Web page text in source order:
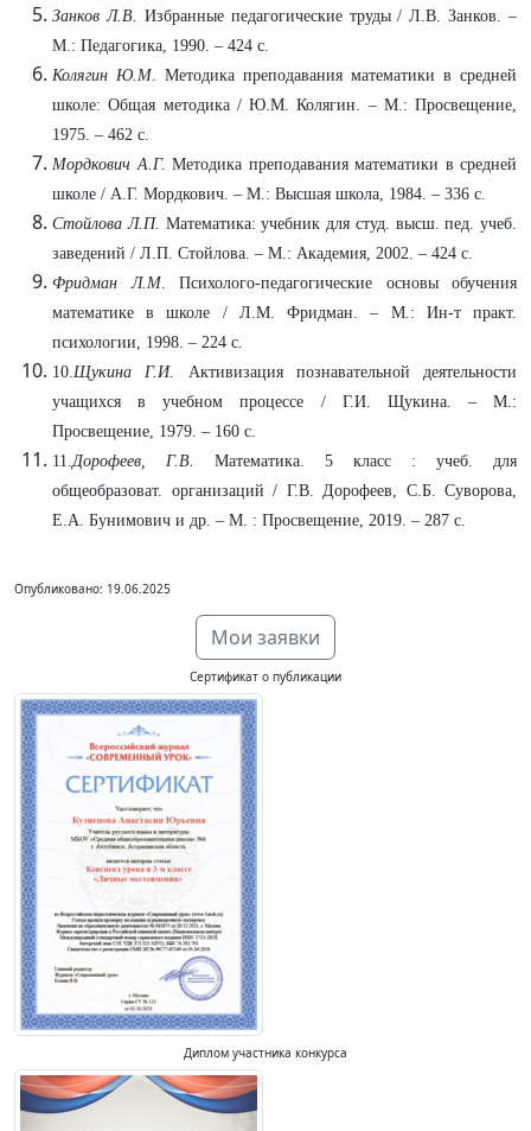
Занков Л.В. Избранные педагогические труды / Л.В. Занков. –
М.: Педагогика, 1990. – 424 с.
Колягин Ю.М. Методика преподавания математики в средней
школе: Общая методика / Ю.М. Колягин. – М.: Просвещение,
1975. – 462 с.
Мордкович А.Г. Методика преподавания математики в средней
школе / А.Г. Мордкович. – М.: Высшая школа, 1984. – 336 с.
Стойлова Л.П. Математика: учебник для студ. высш. пед. учеб.
заведений / Л.П. Стойлова. – М.: Академия, 2002. – 424 с.
Фридман Л.М. Психолого-педагогические основы обучения
математике в школе / Л.М. Фридман. – М.: Ин-т практ.
психологии, 1998. – 224 с.
10.Щукина Г.И.
Активизация познавательной деятельности
учащихся в учебном процессе / Г.И. Щукина. – М.:
Просвещение, 1979. – 160 с.
11.Дорофеев, Г.В.
Математика. 5 класс : учеб. для
общеобразоват. организаций / Г.В. Дорофеев, С.Б. Суворова,
Е.А. Бунимович и др. – М. : Просвещение, 2019. – 287 с.
Опубликовано: 19.06.2025
Мои заявки
Сертификат о публикации
Диплом участника конкурса